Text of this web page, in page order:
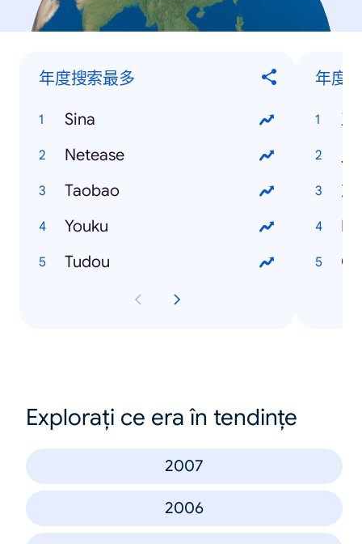
年度搜索最多
Sina
Netease
Taobao
Youku
Tudou
年度
三
次
Explorați ce era în tendințe
2007
2006